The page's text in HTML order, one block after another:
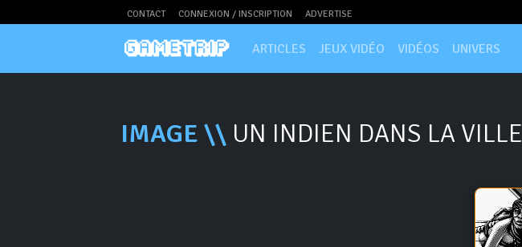
CONTACT CONNEXION / INSCRIPTION ADVERTISE
ARTICLES JEUX VIDÉO VIDÉOS UNIVERS
IMAGE \\ UN INDIEN DANS LA VILLE